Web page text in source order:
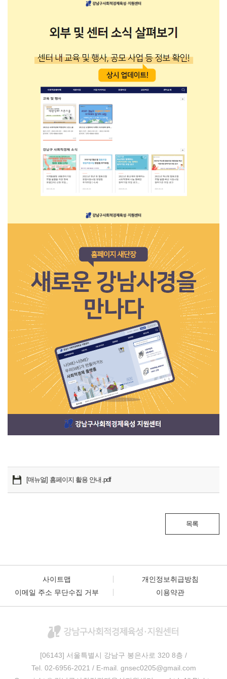
[매뉴얼] 홈페이지 활용 안내.pdf
목록
사이트맵
개인정보취급방침
이메일 주소 무단수집 거부
이용약관
[06143] 서울특별시 강남구 봉은사로 320 8층 /
Tel. 02-6956-2021 / E-mail. gnsec0205@gmail.com